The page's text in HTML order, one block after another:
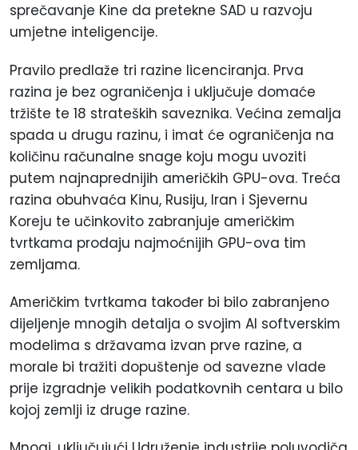
sprečavanje Kine da pretekne SAD u razvoju
umjetne inteligencije.
Pravilo predlaže tri razine licenciranja. Prva
razina je bez ograničenja i uključuje domaće
tržište te 18 strateških saveznika. Većina zemalja
spada u drugu razinu, i imat će ograničenja na
količinu računalne snage koju mogu uvoziti
putem najnaprednijih američkih GPU-ova. Treća
razina obuhvaća Kinu, Rusiju, Iran i Sjevernu
Koreju te učinkovito zabranjuje američkim
tvrtkama prodaju najmoćnijih GPU-ova tim
zemljama.
Američkim tvrtkama također bi bilo zabranjeno
dijeljenje mnogih detalja o svojim AI softverskim
modelima s državama izvan prve razine, a
morale bi tražiti dopuštenje od savezne vlade
prije izgradnje velikih podatkovnih centara u bilo
kojoj zemlji iz druge razine.